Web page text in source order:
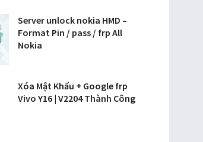
Server unlock nokia HMD –
Format Pin / pass / frp All
Nokia
Xóa Mật Khẩu + Google frp
Vivo Y16 | V2204 Thành Công